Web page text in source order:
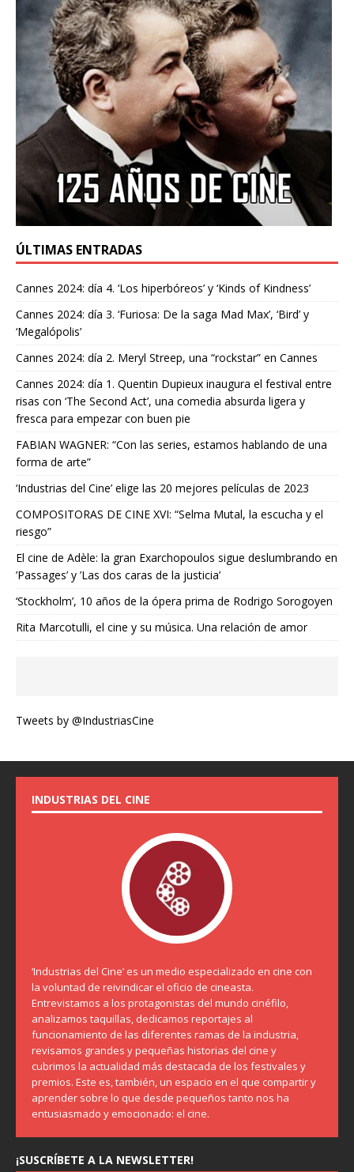
ÚLTIMAS ENTRADAS
Cannes 2024: día 4. ‘Los hiperbóreos’ y ‘Kinds of Kindness’
Cannes 2024: día 3. ‘Furiosa: De la saga Mad Max’, ‘Bird’ y
‘Megalópolis’
Cannes 2024: día 2. Meryl Streep, una “rockstar” en Cannes
Cannes 2024: día 1. Quentin Dupieux inaugura el festival entre
risas con ‘The Second Act’, una comedia absurda ligera y
fresca para empezar con buen pie
FABIAN WAGNER: “Con las series, estamos hablando de una
forma de arte”
‘Industrias del Cine’ elige las 20 mejores películas de 2023
COMPOSITORAS DE CINE XVI: “Selma Mutal, la escucha y el
riesgo”
El cine de Adèle: la gran Exarchopoulos sigue deslumbrando en
’Passages’ y ’Las dos caras de la justicia’
‘Stockholm’, 10 años de la ópera prima de Rodrigo Sorogoyen
Rita Marcotulli, el cine y su música. Una relación de amor
Tweets by @IndustriasCine
INDUSTRIAS DEL CINE
‘Industrias del Cine’ es un medio especializado en cine con
la voluntad de reivindicar el oficio de cineasta.
Entrevistamos a los protagonistas del mundo cinéfilo,
analizamos taquillas, dedicamos reportajes al
funcionamiento de las diferentes ramas de la industria,
revisamos grandes y pequeñas historias del cine y
cubrimos la actualidad más destacada de los festivales y
premios. Este es, también, un espacio en el que compartir y
aprender sobre lo que desde pequeños tanto nos ha
entusiasmado y emocionado: el cine.
¡SUSCRÍBETE A LA NEWSLETTER!